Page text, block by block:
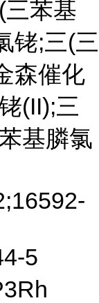
苯基
铑;三(三
森催化
(II);三
基膦氯
5